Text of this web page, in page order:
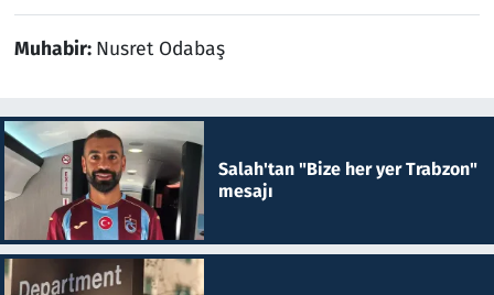
Muhabir: Nusret Odabaş
Salah'tan "Bize her yer Trabzon"
mesajı